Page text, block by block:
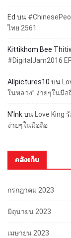
Ed บน
ไทย 2561
Kittikhom Bee
#DigitalJam2016
Allpictures10 บน
ในหลวง” ง่ายๆในมือ
N'InkบนLove King
ง่ายๆในมือถือ
คลังเก็บ
กรกฎาคม 2023
มิถุนายน 2023
เมษายน 2023